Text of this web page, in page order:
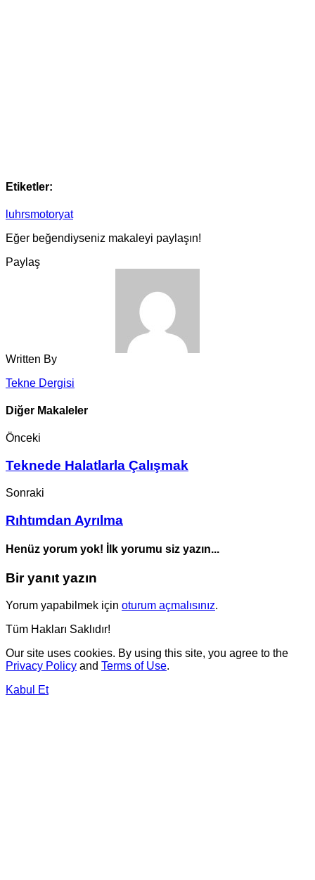
Etiketler:
luhrsmotoryat
Eğer beğendiyseniz makaleyi paylaşın!
Paylaş
Written By
Tekne Dergisi
Diğer Makaleler
Önceki
Teknede Halatlarla Çalışmak
Sonraki
Rıhtımdan Ayrılma
Henüz yorum yok! İlk yorumu siz yazın...
Bir yanıt yazın
Yorum yapabilmek için oturum açmalısınız.
Tüm Hakları Saklıdır!
Our site uses cookies. By using this site, you agree to the
Privacy Policy and Terms of Use.
Kabul Et